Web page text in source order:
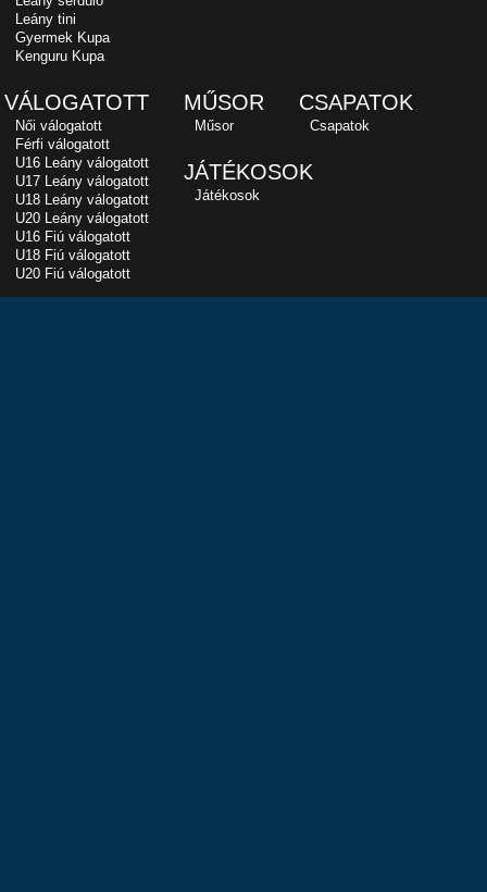
Leány tini
Gyermek Kupa
Kenguru Kupa
VÁLOGATOTT
Női válogatott
Férfi válogatott
U16 Leány válogatott
U17 Leány válogatott
U18 Leány válogatott
U20 Leány válogatott
U16 Fiú válogatott
U18 Fiú válogatott
U20 Fiú válogatott
MŰSOR
Műsor
CSAPATOK
Csapatok
JÁTÉKOSOK
Játékosok